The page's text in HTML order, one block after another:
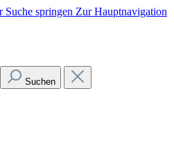
Suche springen Zur Hauptnavigation
Suchen